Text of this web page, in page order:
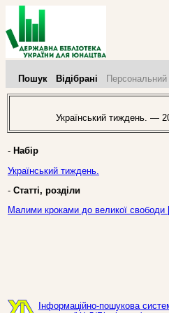
Пошук Відібрані Персональний
Український тиждень. —
- Набір
Український тиждень.
- Статті, розділи
Малими кроками до великої
Інформаційно-пошукова